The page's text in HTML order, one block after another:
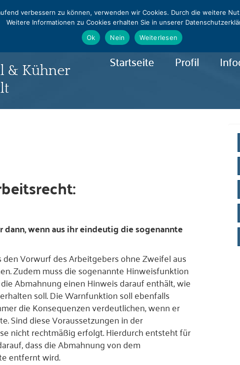
0331 - 240544 info@rapralat-potsdam.de
& Kühner Startseite Profil
wenn aus ihr eindeutig die sogenannte
Vorwurf des Arbeitgebers ohne Zweifel aus
Zudem muss die sogenannte Hinweisfunktion
Abmahnung einen Hinweis darauf enthält, wie
soll. Die Warnfunktion soll ebenfalls
die Konsequenzen verdeutlichen, wenn er
Sind diese Voraussetzungen in der
nicht rechtmäßig erfolgt. Hierdurch entsteht für
dass die Abmahnung von dem
entfernt wird.
verbessern zu können, verwenden wir Cookies. Durch die weitere
Weitere Informationen zu Cookies erhalten Sie in unserer
Ok
Nein Weiterlesen